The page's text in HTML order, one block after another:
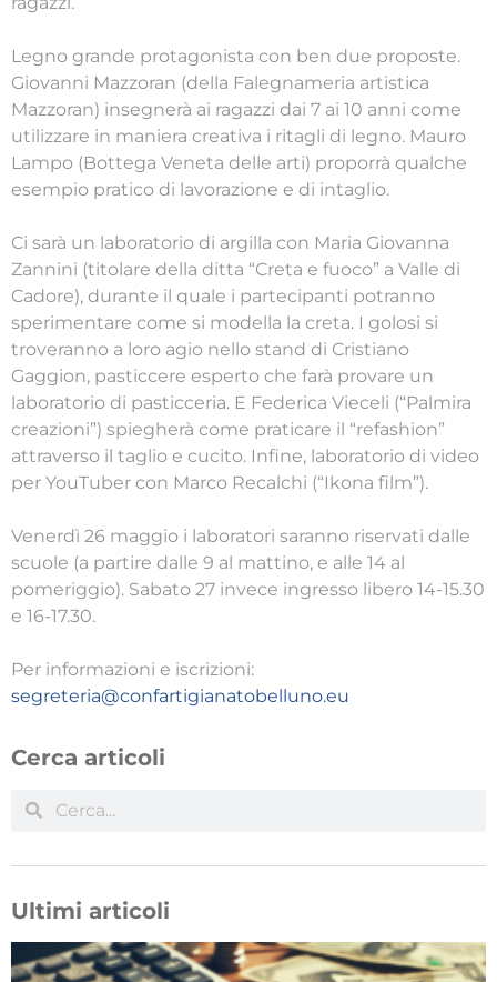
Legno grande protagonista con ben due proposte.
Giovanni Mazzoran (della Falegnameria artistica
Mazzoran) insegnerà ai ragazzi dai 7 ai 10 anni come
utilizzare in maniera creativa i ritagli di legno. Mauro
Lampo (Bottega Veneta delle arti) proporrà qualche
esempio pratico di lavorazione e di intaglio.
Ci sarà un laboratorio di argilla con Maria Giovanna
Zannini (titolare della ditta “Creta e fuoco” a Valle di
Cadore), durante il quale i partecipanti potranno
sperimentare come si modella la creta. I golosi si
troveranno a loro agio nello stand di Cristiano
Gaggion, pasticcere esperto che farà provare un
laboratorio di pasticceria. E Federica Vieceli (“Palmira
creazioni”) spiegherà come praticare il “refashion”
attraverso il taglio e cucito. Infine, laboratorio di video
per YouTuber con Marco Recalchi (“Ikona film”).
Venerdì 26 maggio i laboratori saranno riservati dalle
scuole (a partire dalle 9 al mattino, e alle 14 al
pomeriggio). Sabato 27 invece ingresso libero 14-15.30
e 16-17.30.
Per informazioni e iscrizioni:
segreteria@confartigianatobelluno.eu
Cerca articoli
Ultimi articoli